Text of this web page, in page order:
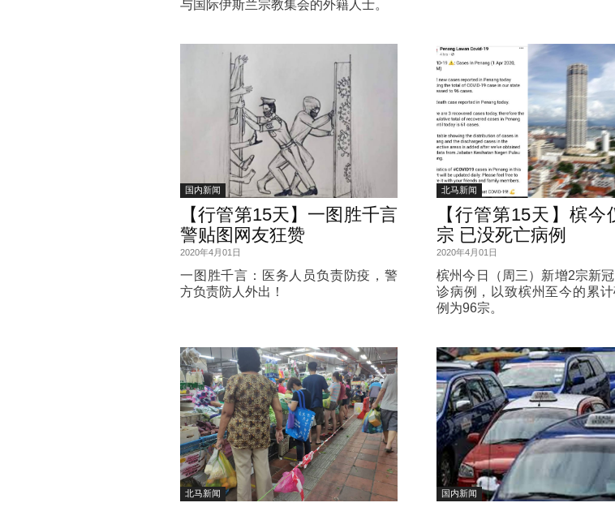
与国际伊斯兰宗教集会的外籍人士。
国内新闻
【行管第15天】一图胜千言
警贴图网友狂赞
2020年4月01日
一图胜千言：医务人员负责防疫，警
方负责防人外出！
北马新闻
【行管第15天】槟今
宗 已没死亡病例
2020年4月01日
槟州今日（周三）新增2宗新
诊病例，以致槟州至今的累
例为96宗。
北马新闻 国内新闻